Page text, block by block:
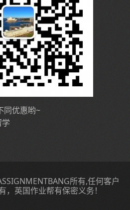
同优惠哟~
所有,任何客户
，英国作业帮有保密义务！